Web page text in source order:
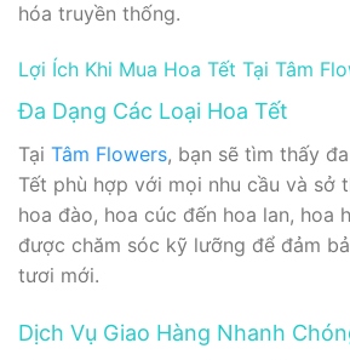
hóa truyền thống.
Lợi Ích Khi Mua Hoa Tết Tại Tâm
Đa Dạng Các Loại Hoa Tết
Tại Tâm Flowers, bạn sẽ tìm thấy
Tết phù hợp với mọi nhu cầu và sở
hoa đào, hoa cúc đến hoa lan, hoa
được chăm sóc kỹ lưỡng để đảm
tươi mới.
Dịch Vụ Giao Hàng Nhanh